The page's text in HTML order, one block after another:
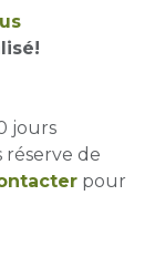
jours
réserve de
pour